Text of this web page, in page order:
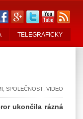
TELEGRAFICKY
SPOLEČNOST VIDEO
ukončila rázná